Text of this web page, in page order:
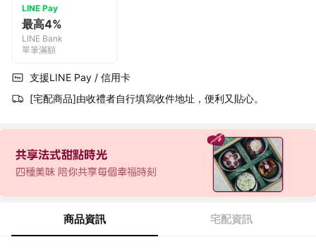
LINE Pay
最高4%
LINE Bank
單筆滿額
支援LINE Pay / 信用卡
[宅配商品]由收禮者自行填寫收件地址，便利又貼心。
商品資訊 宅配資訊